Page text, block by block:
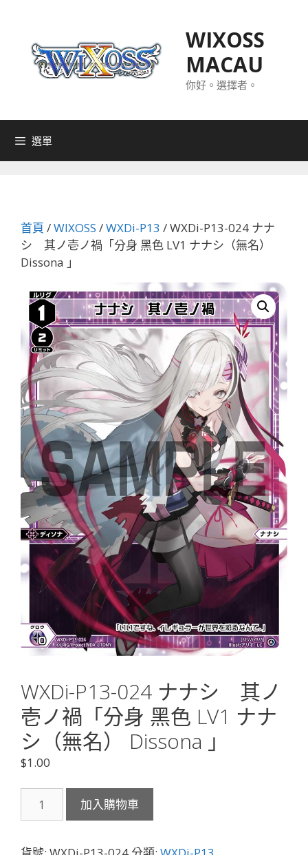
WIXOSS
MACAU
你好。選擇者。
選單
首頁 /WIXOSS /WXDi-P13 / WXDi-P13-024 ナナ
シ 其ノ壱ノ禍「分身 黑色 LV1 ナナシ（無名）
Dissona 」
WXDi-P13-024 ナナシ 其ノ
壱ノ禍「分身 黑色 LV1 ナナ
シ（無名） Dissona 」
$1.00
P13-
ナ
加入購物車